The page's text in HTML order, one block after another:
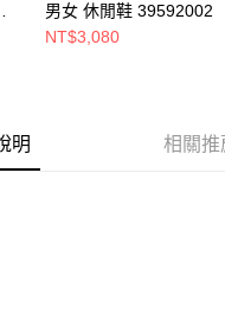
男女 休閒鞋 39592002
NT$3,080
明 相關推